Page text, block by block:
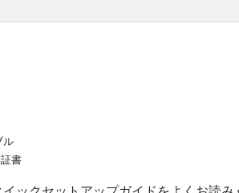
ル
書